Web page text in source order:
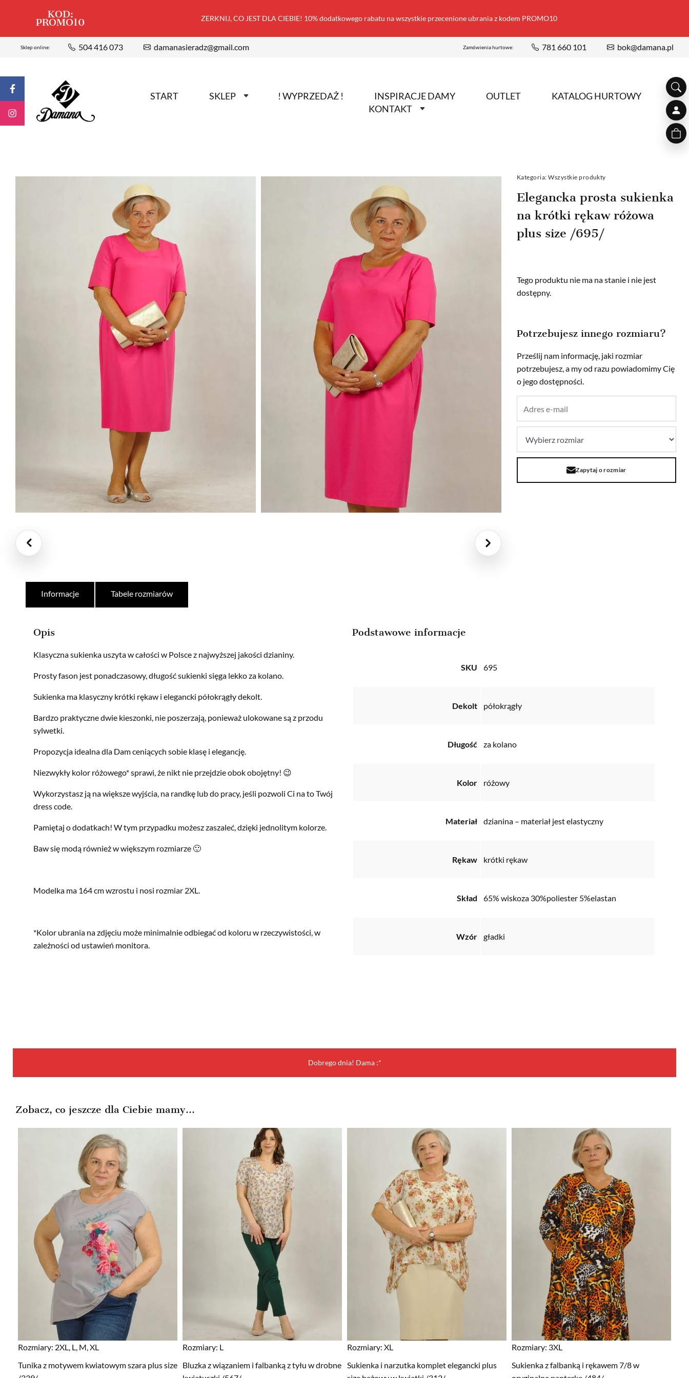
KOD:
PROMO10 ZERKNIJ, CO JEST DLA CIEBIE! 10% dodatkowego rabatu na wszystkie przecenione ubrania z kodem PROMO10
Sklep online: 504 416 073 damanasieradz@gmail.com Zamówienia hurtowe: 781 660 101 bok@damana.pl
START SKLEP ! WYPRZEDAŻ ! INSPIRACJE DAMY OUTLET
KATALOG HURTOWY
KONTAKT
Kategoria: Wszystkie produkty
Elegancka prosta sukienka
na krótki rękaw różowa
plus size /695/
Tego produktu nie ma na stanie i nie jest
dostępny.
Potrzebujesz innego rozmiaru?
Prześlij nam informację, jaki rozmiar
potrzebujesz, a my od razu powiadomimy Cię
o jego dostępności.
Zapytaj o rozmiar
Informacje Tabele rozmiarów
Opis
Klasyczna sukienka uszyta w całości w Polsce z najwyższej jakości dzianiny.
Prosty fason jest ponadczasowy, długość sukienki sięga lekko za kolano.
Sukienka ma klasyczny krótki rękaw i elegancki półokrągły dekolt.
Bardzo praktyczne dwie kieszonki, nie poszerzają, ponieważ ulokowane są z przodu
sylwetki.
Propozycja idealna dla Dam ceniących sobie klasę i elegancję.
Niezwykły kolor różowego* sprawi, że nikt nie przejdzie obok obojętny! 😉
Wykorzystasz ją na większe wyjścia, na randkę lub do pracy, jeśli pozwoli Ci na to Twój
dress code.
Pamiętaj o dodatkach! W tym przypadku możesz zaszaleć, dzięki jednolitym kolorze.
Baw się modą również w większym rozmiarze 🙂
Modelka ma 164 cm wzrostu i nosi rozmiar 2XL.
*Kolor ubrania na zdjęciu może minimalnie odbiegać od koloru w rzeczywistości, w
zależności od ustawień monitora.
Podstawowe informacje
SKU 695
Dekolt półokrągły
Długość za kolano
Kolor różowy
Materiał dzianina – materiał jest elastyczny
Rękaw krótki rękaw
Skład 65% wiskoza 30%poliester 5%elastan
Wzór gładki
Dobrego dnia! Dama :*
Zobacz, co jeszcze dla Ciebie mamy...
Rozmiary: 2XL, L, M, XL
Tunika z motywem kwiatowym szara plus size
Rozmiary: L
Bluzka z wiązaniem i falbanką z tyłu w drobne
Rozmiary: XL
Sukienka i narzutka komplet elegancki plus
Rozmiary: 3XL
Sukienka z falbanką i rękawem 7/8 w